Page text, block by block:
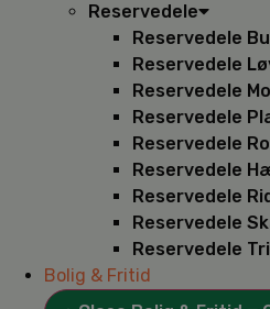
Reservedele
Reservedele
Reservedele
Reservedele
Reservedele
Reservedele
Reservedele
Reservedele
Reservedele
Reservedele
Bolig & Fritid